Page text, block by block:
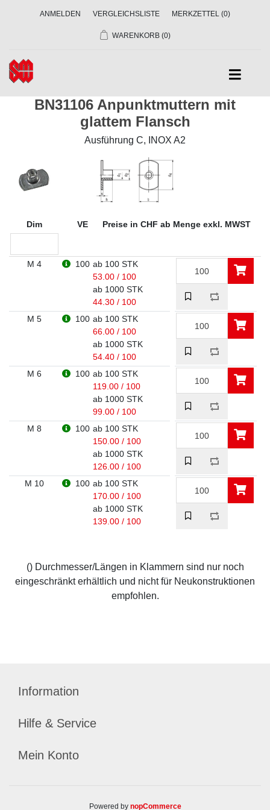
ANMELDEN VERGLEICHSLISTE MERKZETTEL (0)
WARENKORB (0)
BN31106 Anpunktmuttern mit
glattem Flansch
Ausführung C, INOX A2
Dim VE Preise in CHF ab Menge exkl. MWST
M 4 100 ab 100 STK
53.00 / 100
ab 1000 STK
44.30 / 100
M 5
100 ab 100 STK
66.00 / 100
ab 1000 STK
54.40 / 100
M 6
100 ab 100 STK
119.00 / 100
ab 1000 STK
99.00 / 100
M 8
100 ab 100 STK
150.00 / 100
ab 1000 STK
126.00 / 100
M 10
100 ab 100 STK
170.00 / 100
ab 1000 STK
139.00 / 100
() Durchmesser/Längen in Klammern sind nur noch
eingeschränkt erhältlich und nicht für Neukonstruktionen
empfohlen.
Information
Hilfe & Service
Mein Konto
Powered by nopCommerce